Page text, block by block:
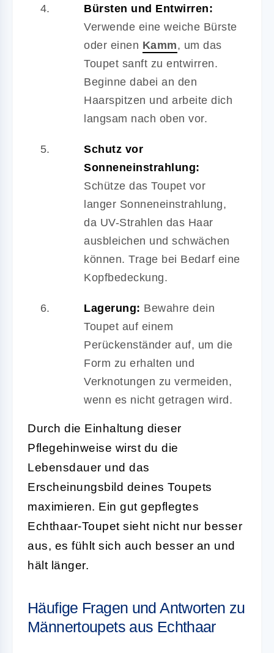
Bürsten und Entwirren:
Verwende eine weiche Bürste
oder einen Kamm, um das
Toupet sanft zu entwirren.
Beginne dabei an den
Haarspitzen und arbeite dich
langsam nach oben vor.
Schutz vor
Sonneneinstrahlung:
Schütze das Toupet vor
langer Sonneneinstrahlung,
da UV-Strahlen das Haar
ausbleichen und schwächen
können. Trage bei Bedarf eine
Kopfbedeckung.
Lagerung: Bewahre dein
Toupet auf einem
Perückenständer auf, um die
Form zu erhalten und
Verknotungen zu vermeiden,
wenn es nicht getragen wird.
Durch die Einhaltung dieser
Pflegehinweise wirst du die
Lebensdauer und das
Erscheinungsbild deines Toupets
maximieren. Ein gut gepflegtes
Echthaar-Toupet sieht nicht nur besser
aus, es fühlt sich auch besser an und
hält länger.
Häufige Fragen und Antworten zu
Männertoupets aus Echthaar